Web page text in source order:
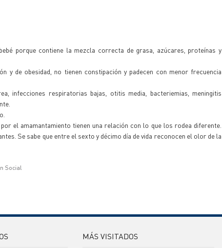
porque contiene la mezcla correcta de grasa, azúcares, proteínas y
y de obesidad, no tienen constipación y padecen con menor frecuencia
infecciones respiratorias bajas, otitis media, bacteriemias, meningitis
el amamantamiento tienen una relación con lo que los rodea diferente.
Se sabe que entre el sexto y décimo día de vida reconocen el olor de la
Social
MÁS VISITADOS